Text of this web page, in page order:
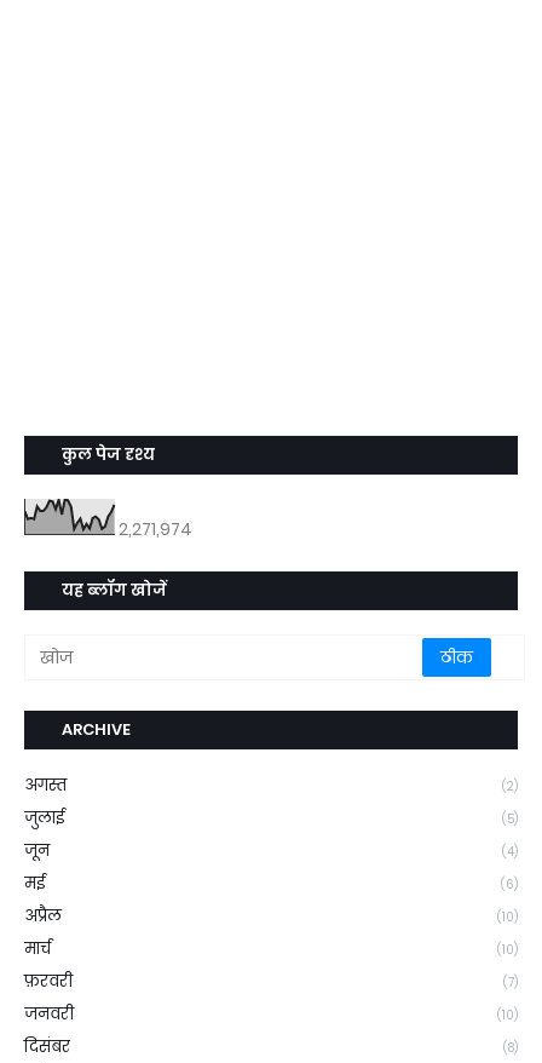
कुल पेज दृश्य
2,271,974
यह ब्लॉग खोजें
ARCHIVE
अगस्त (2)
जुलाई (5)
जून (4)
मई (6)
अप्रैल (10)
मार्च (10)
फ़रवरी (7)
जनवरी (10)
दिसंबर (8)